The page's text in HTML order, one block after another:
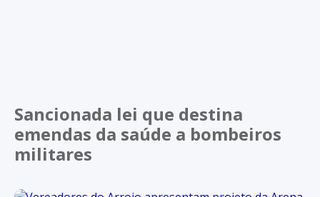
Sancionada lei que destina
emendas da saúde a bombeiros
militares